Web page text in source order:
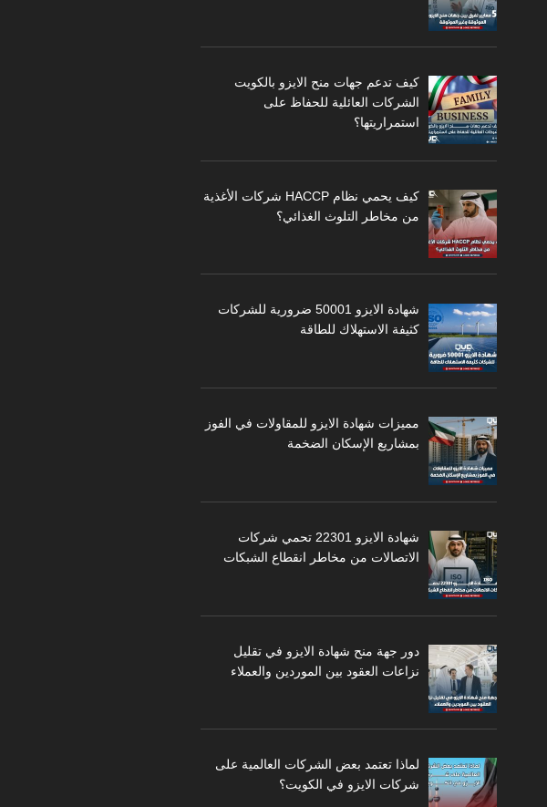
كيف تدعم جهات منح الايزو بالكويت
الشركات العائلية للحفاظ على
استمراريتها؟
كيف يحمي نظام HACCP شركات الأغذية
من مخاطر التلوث الغذائي؟
شهادة الايزو 50001 ضرورية للشركات
كثيفة الاستهلاك للطاقة
مميزات شهادة الايزو للمقاولات في الفوز
بمشاريع الإسكان الضخمة
شهادة الايزو 22301 تحمي شركات
الاتصالات من مخاطر انقطاع الشبكات
دور جهة منح شهادة الايزو في تقليل
نزاعات العقود بين الموردين والعملاء
لماذا تعتمد بعض الشركات العالمية على
شركات الايزو في الكويت؟